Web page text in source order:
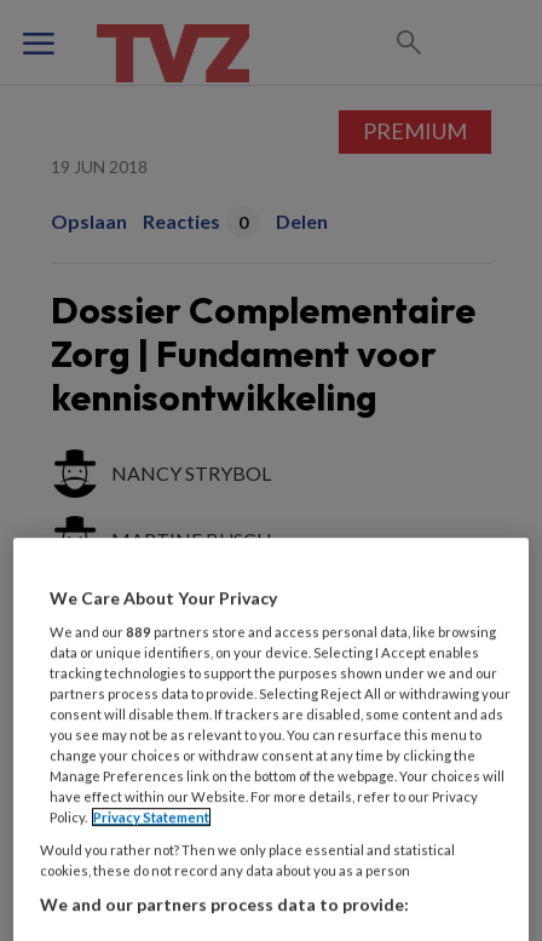
19 JUN 2018
Opslaan Reacties 0 Delen
Dossier Complementaire
Zorg | Fundament voor
kennisontwikkeling
NANCY STRYBOL
MARTINE BUSCH
Het zichtbaar maken van de effecten
van complementaire interventies is
een uitdaging voor iedere
zorgverlener die dit wil integreren in
haar praktijk.
Het zichtbaar maken van de effecten
PREMIUM
We Care About Your Privacy
We and our889 partners store and access personal data, like browsing
data or unique identifiers, on your device. Selecting I Accept enables
tracking technologies to support the purposes shown under we and our
partners process data to provide. Selecting Reject All or withdrawing your
consent will disable them. If trackers are disabled, some content and ads
you see may not be as relevant to you. You can resurface this menu to
change your choices or withdraw consent at any time by clicking the
Manage Preferences link on the bottom of the webpage. Your choices will
have effect within our Website. For more details, refer to our Privacy
Policy. Privacy Statement
Would you rather not? Then we only place essential and statistical
cookies, these do not record any data about you as a person
We and our partners process data to provide: